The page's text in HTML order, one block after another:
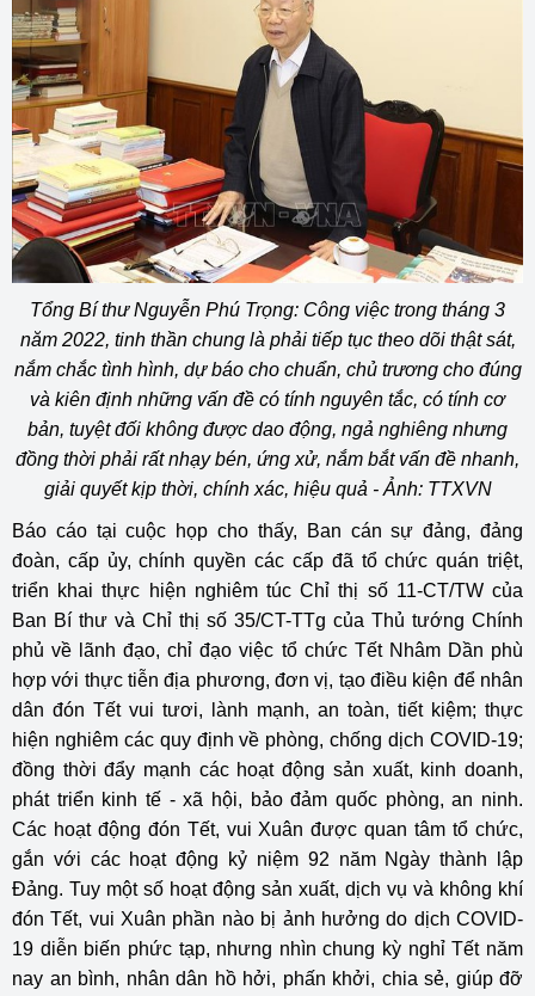
Tổng Bí thư Nguyễn Phú Trọng: Công việc trong tháng 3
năm 2022, tinh thần chung là phải tiếp tục theo dõi thật sát,
nắm chắc tình hình, dự báo cho chuẩn, chủ trương cho đúng
và kiên định những vấn đề có tính nguyên tắc, có tính cơ
bản, tuyệt đối không được dao động, ngả nghiêng nhưng
đồng thời phải rất nhạy bén, ứng xử, nắm bắt vấn đề nhanh,
giải quyết kịp thời, chính xác, hiệu quả - Ảnh: TTXVN
Báo cáo tại cuộc họp cho thấy, Ban cán sự đảng, đảng
đoàn, cấp ủy, chính quyền các cấp đã tổ chức quán triệt,
triển khai thực hiện nghiêm túc Chỉ thị số 11-CT/TW của
Ban Bí thư và Chỉ thị số 35/CT-TTg của Thủ tướng Chính
phủ về lãnh đạo, chỉ đạo việc tổ chức Tết Nhâm Dần phù
hợp với thực tiễn địa phương, đơn vị, tạo điều kiện để nhân
dân đón Tết vui tươi, lành mạnh, an toàn, tiết kiệm; thực
hiện nghiêm các quy định về phòng, chống dịch COVID-19;
đồng thời đẩy mạnh các hoạt động sản xuất, kinh doanh,
phát triển kinh tế - xã hội, bảo đảm quốc phòng, an ninh.
Các hoạt động đón Tết, vui Xuân được quan tâm tổ chức,
gắn với các hoạt động kỷ niệm 92 năm Ngày thành lập
Đảng. Tuy một số hoạt động sản xuất, dịch vụ và không khí
đón Tết, vui Xuân phần nào bị ảnh hưởng do dịch COVID-
19 diễn biến phức tạp, nhưng nhìn chung kỳ nghỉ Tết năm
nay an bình, nhân dân hồ hởi, phấn khởi, chia sẻ, giúp đỡ